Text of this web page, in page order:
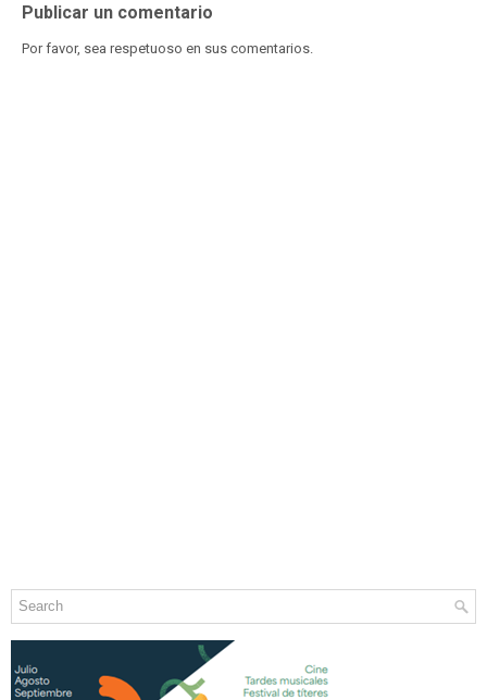
Publicar un comentario
Por favor, sea respetuoso en sus comentarios.